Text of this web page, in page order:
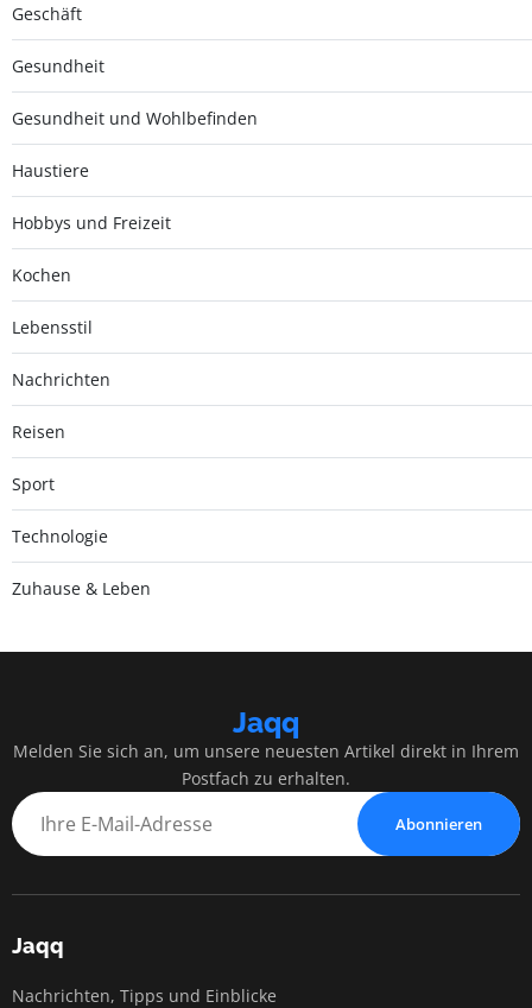
Geschäft
Gesundheit
Gesundheit und Wohlbefinden
Haustiere
Hobbys und Freizeit
Kochen
Lebensstil
Nachrichten
Reisen
Sport
Technologie
Zuhause & Leben
Jaqq
Melden Sie sich an, um unsere neuesten Artikel direkt in Ihrem
Postfach zu erhalten.
Abonnieren
Jaqq
Nachrichten, Tipps und Einblicke